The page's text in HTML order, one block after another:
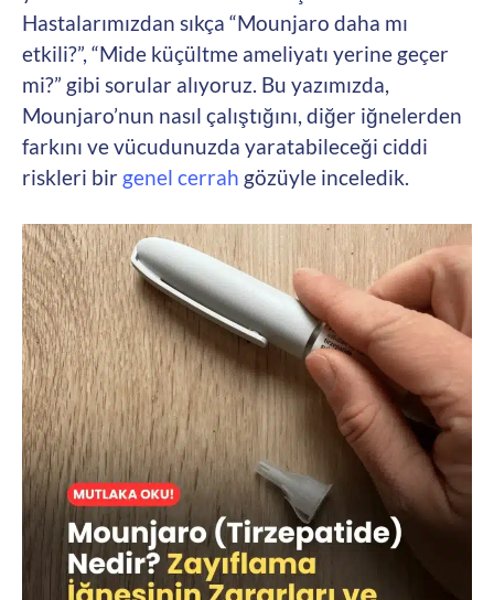
Hastalarımızdan sıkça “Mounjaro daha mı
etkili?”, “Mide küçültme ameliyatı yerine geçer
mi?” gibi sorular alıyoruz. Bu yazımızda,
Mounjaro’nun nasıl çalıştığını, diğer iğnelerden
farkını ve vücudunuzda yaratabileceği ciddi
riskleri bir genel cerrah gözüyle inceledik.